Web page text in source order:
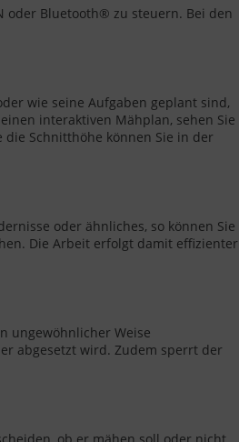
oder Bluetooth® zu steuern. Bei den
wie seine Aufgaben geplant sind,
interaktiven Mähplan, sehen Sie
Schnitthöhe können Sie in der
oder ähnliches, so können Sie
Die Arbeit erfolgt damit effizienter
ungewöhnlicher Weise
abgesetzt wird. Zudem sperrt der